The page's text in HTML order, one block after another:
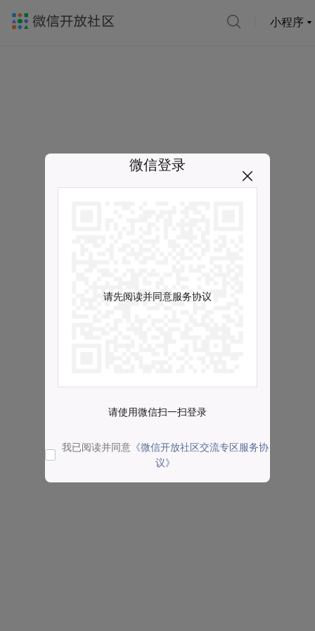
小程序
微信登录
请先阅读并同意服务协议
请使用微信扫一扫登录
我已阅读并同意 《微信开放社区交流专区服务协
议》